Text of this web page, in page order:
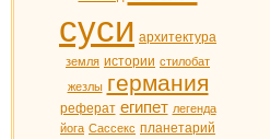
суси архитектура
земля истории стилобат
жезлы германия
реферат египет легенда
йога Сассекс планетарий